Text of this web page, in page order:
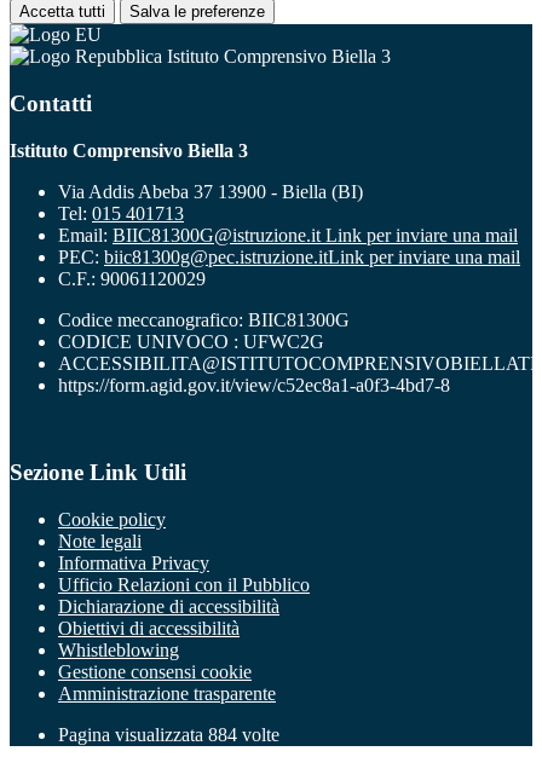
Accetta tutti Salva le preferenze
Istituto Comprensivo Biella 3
Contatti
Istituto Comprensivo Biella 3
Via Addis Abeba 37 13900 - Biella (BI)
Tel: 015 401713
Email: BIIC81300G@istruzione.it Link per inviare una mail
PEC: biic81300g@pec.istruzione.itLink per inviare una mail
C.F.: 90061120029
Codice meccanografico: BIIC81300G
CODICE UNIVOCO : UFWC2G
https://form.agid.gov.it/view/c52ec8a1-a0f3-4bd7-8
Sezione Link Utili
Cookie policy
Note legali
Informativa Privacy
Ufficio Relazioni con il Pubblico
Dichiarazione di accessibilità
Obiettivi di accessibilità
Whistleblowing
Gestione consensi cookie
Amministrazione trasparente
Pagina visualizzata 884 volte